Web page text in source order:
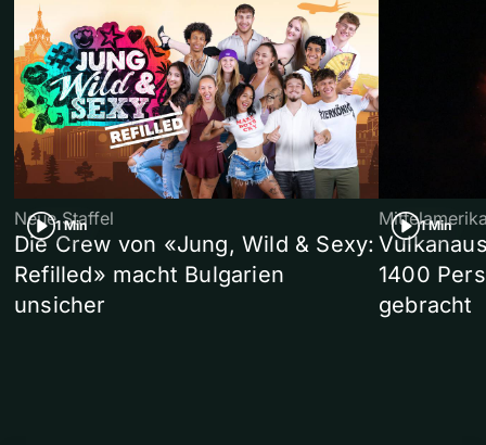
1 Min
Neue Staffel
Die Crew von «Jung, Wild & Sexy:
Refilled» macht Bulgarien
unsicher
1 Min
1400
gebracht